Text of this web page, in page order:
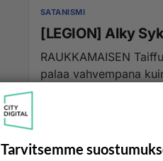
SATANISMI
[LEGION] Alky
RAUKKAMAISEN
palaa vahvempana
Tarvitsemme